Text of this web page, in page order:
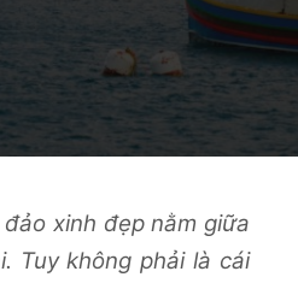
xinh đẹp nằm giữa
Tuy không phải là cái